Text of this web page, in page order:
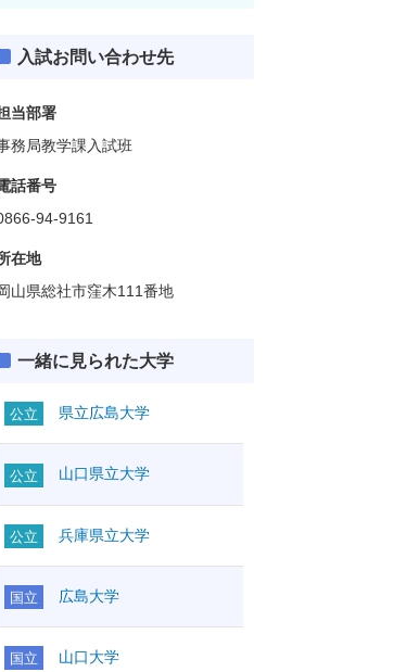
入試お問い合わせ先
当部署
務局教学課入試班
話番号
94-9161
在地
山県総社市窪木111番地
一緒に見られた大学
公立 県立広島大学
公立 山口県立大学
公立 兵庫県立大学
国立 広島大学
国立 山口大学